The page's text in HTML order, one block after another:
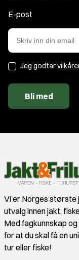
E-post
Jeg godtar
Bli med
Vi er Norges største
utvalg innen jakt,
Med fagkunnskap
for at du skal få en
tur eller fiske!